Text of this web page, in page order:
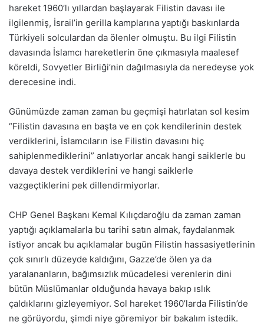
hareket 1960’lı yıllardan başlayarak Filistin davası ile
ilgilenmiş, İsrail’in gerilla kamplarına yaptığı baskınlarda
Türkiyeli solculardan da ölenler olmuştu. Bu ilgi Filistin
davasında İslamcı hareketlerin öne çıkmasıyla maalesef
köreldi, Sovyetler Birliği’nin dağılmasıyla da neredeyse yok
derecesine indi.
Günümüzde zaman zaman bu geçmişi hatırlatan sol kesim
“Filistin davasına en başta ve en çok kendilerinin destek
verdiklerini, İslamcıların ise Filistin davasını hiç
sahiplenmediklerini” anlatıyorlar ancak hangi saiklerle bu
davaya destek verdiklerini ve hangi saiklerle
vazgeçtiklerini pek dillendirmiyorlar.
CHP Genel Başkanı Kemal Kılıçdaroğlu da zaman zaman
yaptığı açıklamalarla bu tarihi satın almak, faydalanmak
istiyor ancak bu açıklamalar bugün Filistin hassasiyetlerinin
çok sınırlı düzeyde kaldığını, Gazze’de ölen ya da
yaralananların, bağımsızlık mücadelesi verenlerin dini
bütün Müslümanlar olduğunda havaya bakıp ıslık
çaldıklarını gizleyemiyor. Sol hareket 1960’larda Filistin’de
ne görüyordu, şimdi niye göremiyor bir bakalım istedik.